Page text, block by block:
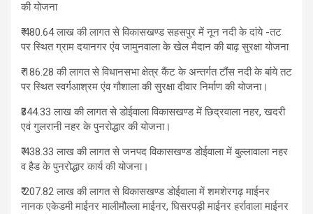
की योजना
₹ 480.64 लाख की लागत से विकासखण्ड सहसपुर में नून नदी के दांये -तट
पर स्थित ग्राम दयानगर एंव जामुनवाला के खेल मैदान की बाढ़ सुरक्षा योजना
₹ 186.28 की लागत से विधानसभा क्षेत्र कैंट के अन्तर्गत टौंस नदी के बांये तट
पर स्थित स्वर्गआश्रम एंव गौशाला की सुरक्षा दीवार निर्माण की योजना।
₹344.33 लाख की लागत से डोईवाला विकासखण्ड में छिद्रवाला नहर, खदरी
एवं गुलरानी नहर के पुनरोद्धार की योजना।
₹ 438.33 लाख की लागत से जनपद विकासखण्ड डोईवाला में बुल्लावाला नहर
व हैड के पुनरोद्धार कार्य की योजना।
₹ 207.82 लाख की लागत से विकासखण्ड डोईवाला में शमशेरगढ़ माईनर
नानक एकेडमी माईनर मालीमौल्ला माईनर, घिसरपड़ी माईनर हर्रावाला माईनर